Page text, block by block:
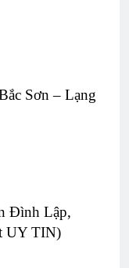
Sơn – Lạng
Đình Lập,
UY TIN)